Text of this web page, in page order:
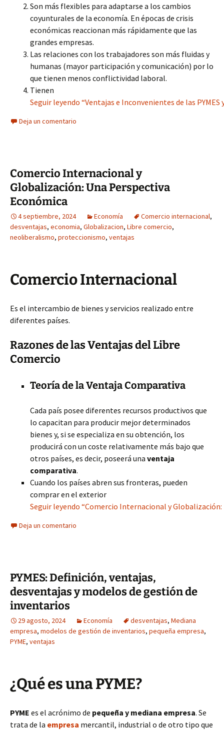
Son más flexibles para adaptarse a los cambios
coyunturales de la economía. En épocas de crisis
económicas reaccionan más rápidamente que las
grandes empresas.
Las relaciones con los trabajadores son más fluidas y
humanas (mayor participación y comunicación) por lo
que tienen menos conflictividad laboral.
Tienen
Seguir leyendo “Ventajas e Inconvenientes de las
Deja un comentario
Comercio Internacional y
Globalización: Una Perspectiva
Económica
4 septiembre, 2024 Economía Comercio internacional,
desventajas, economia, Globalizacion, Libre comercio,
neoliberalismo, proteccionismo, ventajas
Comercio Internacional
Es el intercambio de bienes y servicios realizado entre
diferentes países.
Razones de las Ventajas del Libre
Comercio
Teoría de la Ventaja Comparativa
Cada país posee diferentes recursos productivos que
lo capacitan para producir mejor determinados
bienes y, si se especializa en su obtención, los
producirá con un coste relativamente más bajo que
otros países, es decir, poseerá una ventaja
comparativa.
Cuando los países abren sus fronteras, pueden
comprar en el exterior
Seguir leyendo “Comercio Internacional y Globalización:
Deja un comentario
PYMES: Definición, ventajas,
desventajas y modelos de gestión de
inventarios
29 agosto, 2024 Economía desventajas, Mediana
empresa, modelos de gestión de inventarios, pequeña empresa,
PYME, ventajas
¿Qué es una PYME?
PYME es el acrónimo de pequeña y mediana empresa. Se
trata de la empresa mercantil, industrial o de otro tipo que